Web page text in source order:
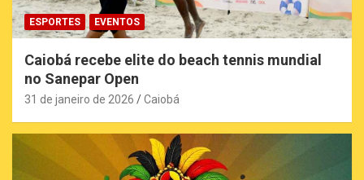
ESPORTES EVENTOS
Caiobá recebe elite do beach tennis mundial
no Sanepar Open
31 de janeiro de 2026 Caiobá